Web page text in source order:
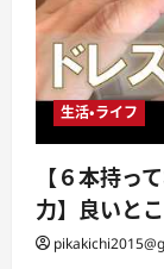
生活・ライフ
【６本持っ
力】良いとこ